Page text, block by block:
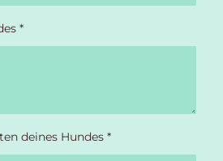
*
deines Hundes *